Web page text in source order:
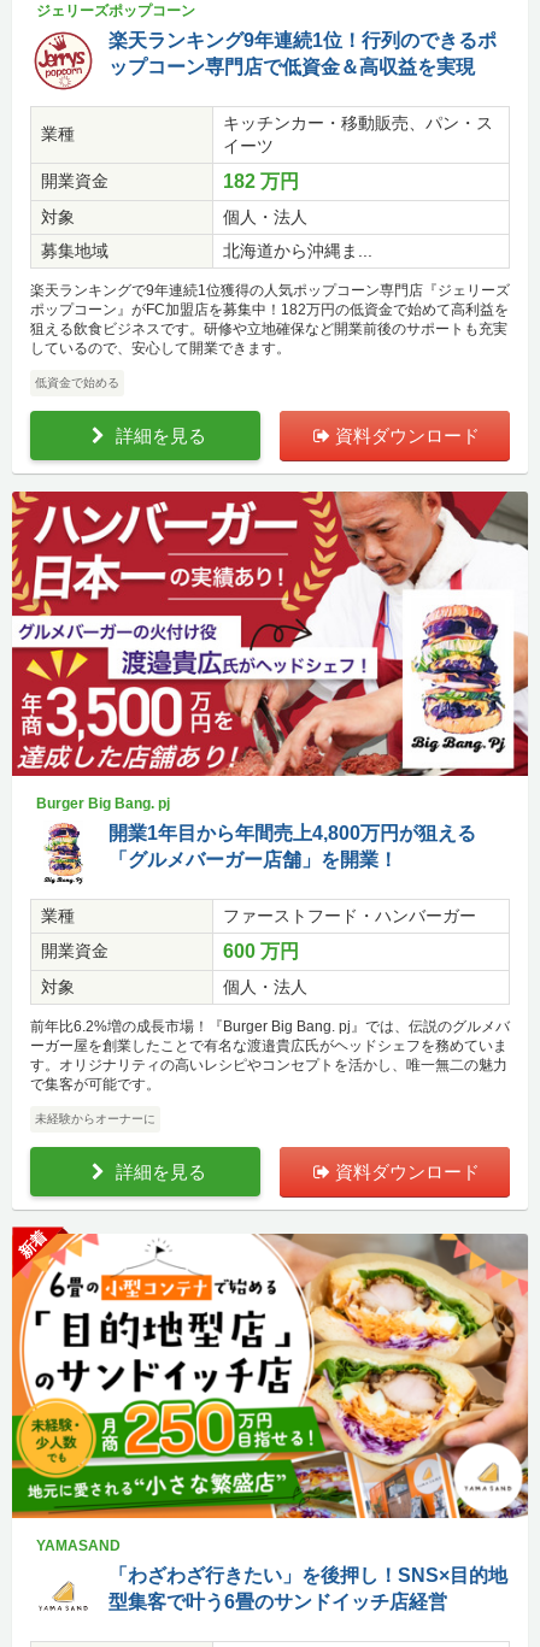
ジェリーズポップコーン
楽天ランキング9年連続1位！行列のできるポ
ップコーン専門店で低資金＆高収益を実現
業種
キッチンカー・移動販売、パン・ス
イーツ
開業資金
182 万円
対象
個人・法人
募集地域
北海道から沖縄ま...
楽天ランキングで9年連続1位獲得の人気ポップコーン専門店『ジェリーズ
ポップコーン』がFC加盟店を募集中！182万円の低資金で始めて高利益を
狙える飲食ビジネスです。研修や立地確保など開業前後のサポートも充実
しているので、安心して開業できます。
低資金で始める
詳細を見る 資料ダウンロード
Burger Big Bang. pj
開業1年目から年間売上4,800万円が狙える
「グルメバーガー店舗」を開業！
業種
ファーストフード・ハンバーガー
開業資金
600 万円
対象 個人・法人
前年比6.2%増の成長市場！『Burger Big Bang. pj』では、伝説のグルメバ
ーガー屋を創業したことで有名な渡邉貴広氏がヘッドシェフを務めていま
す。オリジナリティの高いレシピやコンセプトを活かし、唯一無二の魅力
で集客が可能です。
未経験からオーナーに
詳細を見る 資料ダウンロード
新着
YAMASAND
「わざわざ行きたい」を後押し！SNS×目的地
型集客で叶う6畳のサンドイッチ店経営